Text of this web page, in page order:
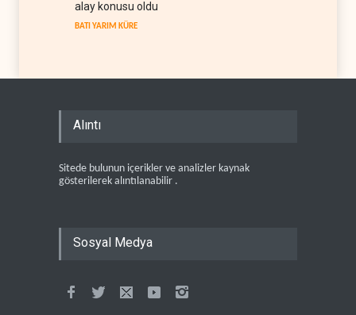
alay konusu oldu
BATI YARIM KÜRE
Alıntı
Sitede bulunun içerikler ve analizler kaynak
gösterilerek alıntılanabilir .
Sosyal Medya